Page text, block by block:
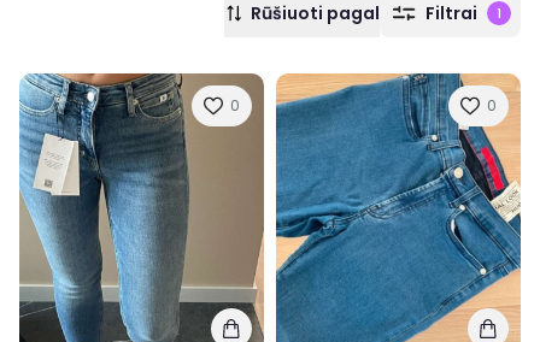
Rūšiuoti pagal Filtrai 1
0 0